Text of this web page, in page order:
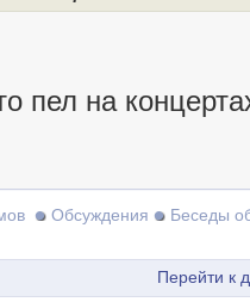
пел на
Обсуждения Беседы
Перейти к